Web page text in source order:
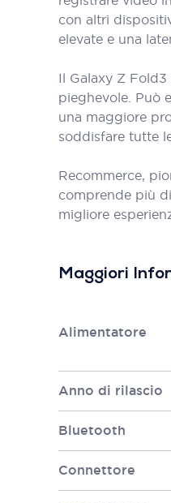
con altri
elevate e una
Il Galaxy Z
pieghevole. Può
una maggiore
soddisfare tutte
Recommerce,
comprende più
migliore
Maggiori
Alimentatore
Anno di rilascio
Bluetooth
Connettore